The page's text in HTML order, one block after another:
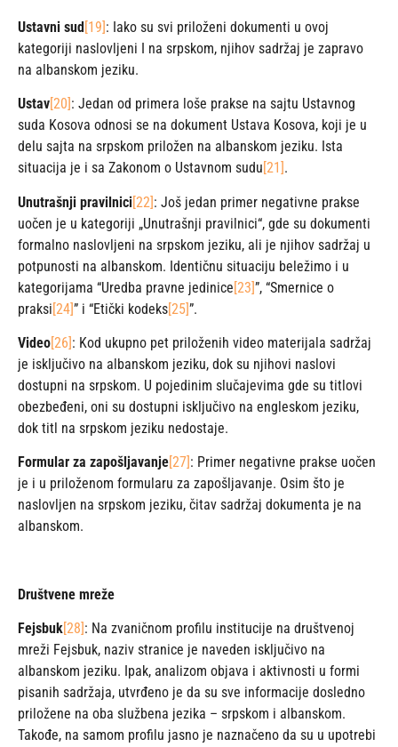
Ustavni sud[19]: Iako su svi priloženi dokumenti u ovoj
kategoriji naslovljeni I na srpskom, njihov sadržaj je zapravo
na albanskom jeziku.
Ustav[20]: Jedan od primera loše prakse na sajtu Ustavnog
suda Kosova odnosi se na dokument Ustava Kosova, koji je u
delu sajta na srpskom priložen na albanskom jeziku. Ista
situacija je i sa Zakonom o Ustavnom sudu[21].
Unutrašnji pravilnici[22]: Još jedan primer negativne prakse
uočen je u kategoriji „Unutrašnji pravilnici“, gde su dokumenti
formalno naslovljeni na srpskom jeziku, ali je njihov sadržaj u
potpunosti na albanskom. Identičnu situaciju beležimo i u
kategorijama “Uredba pravne jedinice[23]”, “Smernice o
praksi[24]” i “Etički kodeks[25]”.
Video[26]: Kod ukupno pet priloženih video materijala sadržaj
je isključivo na albanskom jeziku, dok su njihovi naslovi
dostupni na srpskom. U pojedinim slučajevima gde su titlovi
obezbeđeni, oni su dostupni isključivo na engleskom jeziku,
dok titl na srpskom jeziku nedostaje.
Formular za zapošljavanje [27] : Primer negativne prakse uočen
je i u priloženom formularu za zapošljavanje. Osim što je
naslovljen na srpskom jeziku, čitav sadržaj dokumenta je na
albanskom.
Društvene mreže
Fejsbuk [28] : Na zvaničnom profilu institucije na društvenoj
mreži Fejsbuk, naziv stranice je naveden isključivo na
albanskom jeziku. Ipak, analizom objava i aktivnosti u formi
pisanih sadržaja, utvrđeno je da su sve informacije dosledno
priložene na oba službena jezika – srpskom i albanskom.
Takođe, na samom profilu jasno je naznačeno da su u upotrebi